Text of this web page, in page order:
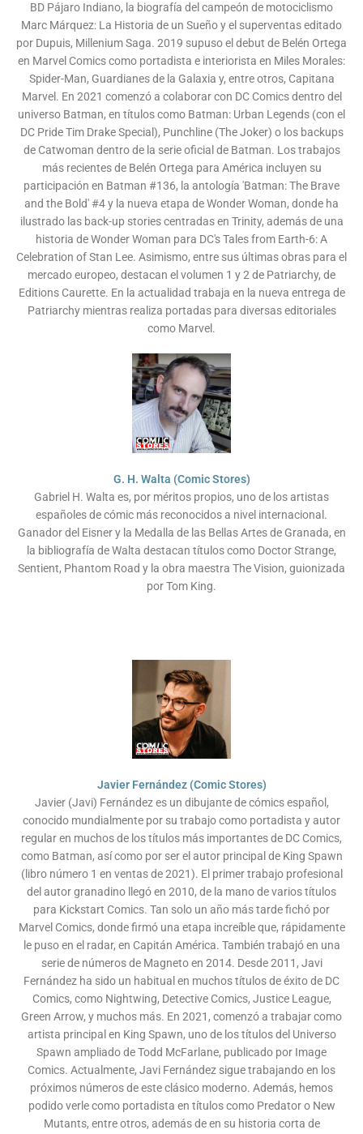
BD Pájaro Indiano, la biografía del campeón de motociclismo
Marc Márquez: La Historia de un Sueño y el superventas editado
por Dupuis, Millenium Saga. 2019 supuso el debut de Belén Ortega
en Marvel Comics como portadista e interiorista en Miles Morales:
Spider-Man, Guardianes de la Galaxia y, entre otros, Capitana
Marvel. En 2021 comenzó a colaborar con DC Comics dentro del
universo Batman, en títulos como Batman: Urban Legends (con el
DC Pride Tim Drake Special), Punchline (The Joker) o los backups
de Catwoman dentro de la serie oficial de Batman. Los trabajos
más recientes de Belén Ortega para América incluyen su
participación en Batman #136, la antología 'Batman: The Brave
and the Bold' #4 y la nueva etapa de Wonder Woman, donde ha
ilustrado las back-up stories centradas en Trinity, además de una
historia de Wonder Woman para DC's Tales from Earth-6: A
Celebration of Stan Lee. Asimismo, entre sus últimas obras para el
mercado europeo, destacan el volumen 1 y 2 de Patriarchy, de
Editions Caurette. En la actualidad trabaja en la nueva entrega de
Patriarchy mientras realiza portadas para diversas editoriales
como Marvel.
G. H. Walta (Comic Stores)
Gabriel H. Walta es, por méritos propios, uno de los artistas
españoles de cómic más reconocidos a nivel internacional.
Ganador del Eisner y la Medalla de las Bellas Artes de Granada, en
la bibliografía de Walta destacan títulos como Doctor Strange,
Sentient, Phantom Road y la obra maestra The Vision, guionizada
por Tom King.
Javier Fernández (Comic Stores)
Javier (Javi) Fernández es un dibujante de cómics español,
conocido mundialmente por su trabajo como portadista y autor
regular en muchos de los títulos más importantes de DC Comics,
como Batman, así como por ser el autor principal de King Spawn
(libro número 1 en ventas de 2021). El primer trabajo profesional
del autor granadino llegó en 2010, de la mano de varios títulos
para Kickstart Comics. Tan solo un año más tarde fichó por
Marvel Comics, donde firmó una etapa increíble que, rápidamente
le puso en el radar, en Capitán América. También trabajó en una
serie de números de Magneto en 2014. Desde 2011, Javi
Fernández ha sido un habitual en muchos títulos de éxito de DC
Comics, como Nightwing, Detective Comics, Justice League,
Green Arrow, y muchos más. En 2021, comenzó a trabajar como
artista principal en King Spawn, uno de los títulos del Universo
Spawn ampliado de Todd McFarlane, publicado por Image
Comics. Actualmente, Javi Fernández sigue trabajando en los
próximos números de este clásico moderno. Además, hemos
podido verle como portadista en títulos como Predator o New
Mutants, entre otros, además de en su historia corta de